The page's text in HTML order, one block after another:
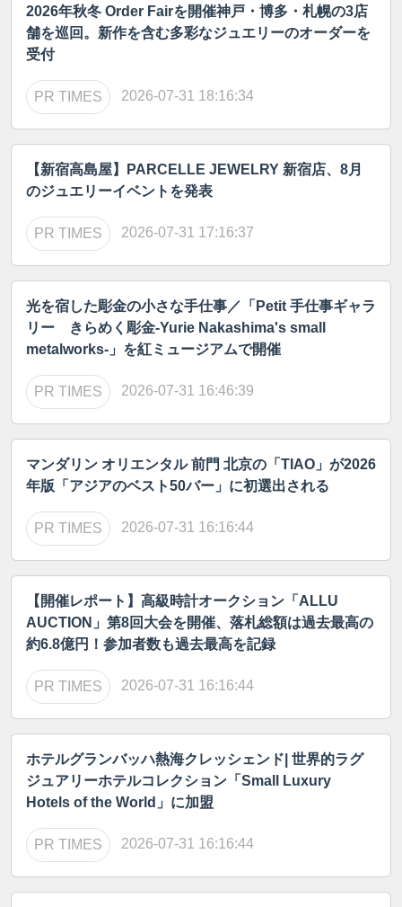
2026年秋冬 Order Fairを開催神戸・博多・札幌の3店
舗を巡回。新作を含む多彩なジュエリーのオーダーを
受付
PR TIMES 2026-07-31 18:16:34
【新宿高島屋】PARCELLE JEWELRY 新宿店、8月
のジュエリーイベントを発表
PR TIMES 2026-07-31 17:16:37
光を宿した彫金の小さな手仕事／「Petit 手仕事ギャラ
リー きらめく彫金-Yurie Nakashima's small
metalworks-」を紅ミュージアムで開催
PR TIMES 2026-07-31 16:46:39
マンダリン オリエンタル 前門 北京の「TIAO」が2026
年版「アジアのベスト50バー」に初選出される
PR TIMES 2026-07-31 16:16:44
【開催レポート】高級時計オークション「ALLU
AUCTION」第8回大会を開催、落札総額は過去最高の
約6.8億円！参加者数も過去最高を記録
PR TIMES 2026-07-31 16:16:44
ホテルグランバッハ熱海クレッシェンド| 世界的ラグ
ジュアリーホテルコレクション「Small Luxury
Hotels of the World」に加盟
PR TIMES 2026-07-31 16:16:44